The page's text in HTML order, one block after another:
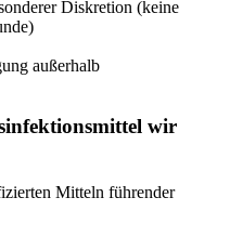
Diskretion (keine
außerhalb
wir
Mitteln führender